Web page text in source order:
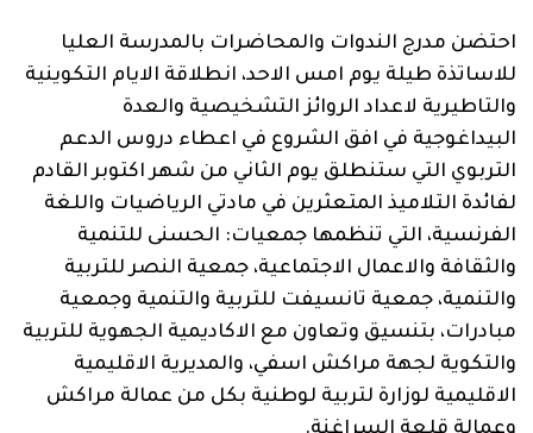
احتضن مدرج الندوات والمحاضرات بالمدرسة العليا
للاساتذة طيلة يوم امس الاحد، انطلاقة الايام التكوينية
والتاطيرية لاعداد الروائز التشخيصية والعدة
البيداغوجية في افق الشروع في اعطاء دروس الدعم
التربوي التي ستنطلق يوم الثاني من شهر اكتوبر القادم
لفائدة التلاميذ المتعثرين في مادتي الرياضيات واللغة
الفرنسية، التي تنظمها جمعيات: الحسنى للتنمية
والثقافة والاعمال الاجتماعية، جمعية النصر للتربية
والتنمية، جمعية تانسيفت للتربية والتنمية وجمعية
مبادرات، بتنسيق وتعاون مع الاكاديمية الجهوية للتربية
والتكوية لجهة مراكش اسفي، والمديرية الاقليمية
الاقليمية لوزارة لتربية لوطنية بكل من عمالة مراكش